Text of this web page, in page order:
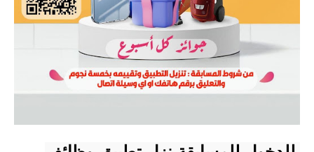
دروس
المرحلة الابتدائية
المرحلة المتوسطة